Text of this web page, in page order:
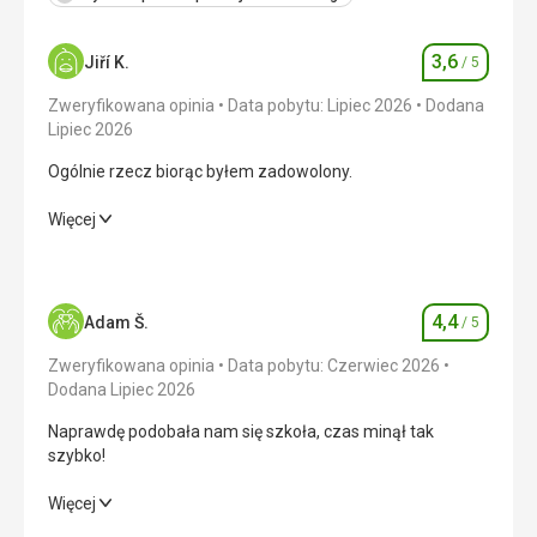
Jiří K. Ocena
3,6 / 5
Zweryfikowana opinia Data pobytu: Lipiec 2026
Dodana
Lipiec 2026
Ogólnie rzecz biorąc byłem zadowolony.
Ogólnie rzecz biorąc byłem zadowolony.
Zakwaterowanie 3,0/ 5
Okolica 3,0
Cena
Więcej
Adam Š. Ocena
4,4/ 5
Zweryfikowana opinia
Data pobytu: Czerwiec 2026
Dodana Lipiec 2026
Naprawdę podobała nam się szkoła, czas minął tak
szybko!
Naprawdę podobała nam się szkoła, czas minął tak
Więcej